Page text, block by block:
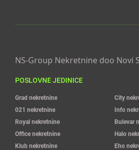
NS-Group Nekretnine doo Novi
POSLOVNE JEDINICE
Grad nekretnine
City
021 nekretnine
Info
Royal nekretnine
Bulevar
Office nekretnine
Halo
Klub nekretnine
Eho